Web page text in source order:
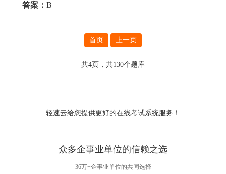
答案：B
首页 上一页
共4页，共130个题库
轻速云给您提供更好的在线考试系统服务！
众多企事业单位的信赖之选
36万+企事业单位的共同选择